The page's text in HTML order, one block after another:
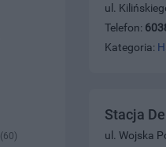
ul.
Telefon:
Kategoria:
Stacja
ul. Wojska
(60)